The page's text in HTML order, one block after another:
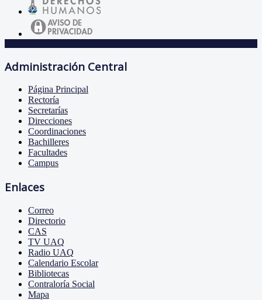
Administración Central
Página Principal
Rectoría
Secretarías
Direcciones
Coordinaciones
Bachilleres
Facultades
Campus
Enlaces
Correo
Directorio
CAS
TV UAQ
Radio UAQ
Calendario Escolar
Bibliotecas
Contraloría Social
Mapa